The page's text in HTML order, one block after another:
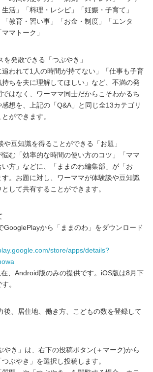
活」「料理・レシピ」「妊娠・子育て」
「教育・習い事」「お金・制度」「エンタ
マトーク」
発散できる「つぶやき」
われて1人の時間が持てない」「仕事も子育
ちを夫に理解してほしい」など、不満の発
はなく、ワーママ同士だからこそわかるち
感想を、上記の「Q&A」と同じ全13カテゴリ
ができます。
や豆知識を得ることができる「お題」
む「効率的な時間の使い方のコツ」「ママ
方」などに、「ままのわ編集部」が「お
。お題に対し、ワーママが体験談や豆知識
して共有することができます。
GooglePlayから「ままのわ」をダウンロード
store/apps/details?
Android版のみの提供です。iOS版は8月下
。
後、居住地、働き方、こどもの数を登録して
やき」は、右下の投稿ボタン(＋マーク)から
つぶやき」を選択し投稿します。